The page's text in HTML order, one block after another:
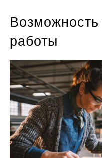
работы